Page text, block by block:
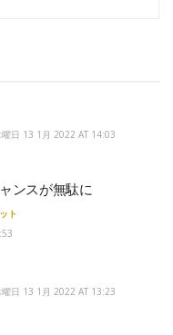
曜日 13 1月 2022 AT 14:03
ンスが無駄に
ト
曜日 13 1月 2022 AT 13:23